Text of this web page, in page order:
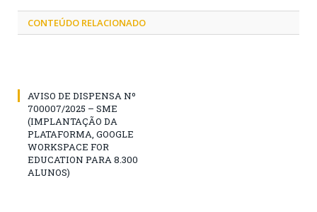
CONTEÚDO RELACIONADO
AVISO DE DISPENSA Nº
700007/2025 – SME
(IMPLANTAÇÃO DA
PLATAFORMA, GOOGLE
WORKSPACE FOR
EDUCATION PARA 8.300
ALUNOS)